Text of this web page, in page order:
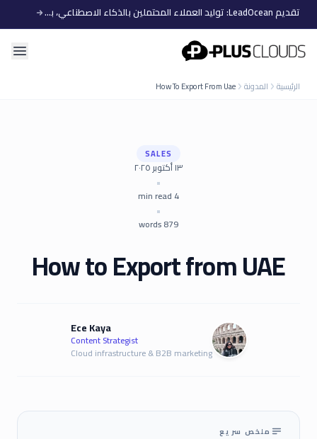
تقديم LeadOcean: توليد العملاء المحتملين بالذكاء الاصطناعي، بيانات منتقاة، توسع سهل
PlusClouds
الرئيسية المدونة How To Export From Uae
SALES
١٣ أكتوبر ٢٠٢٥
•
4
•
879
How to Export from UAE
Ece Kaya
Content Strategist
Cloud infrastructure & B2B marketing
ملخص سريع